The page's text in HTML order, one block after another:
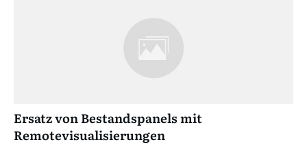
Ersatz von Bestandspanels mit
Remotevisualisierungen